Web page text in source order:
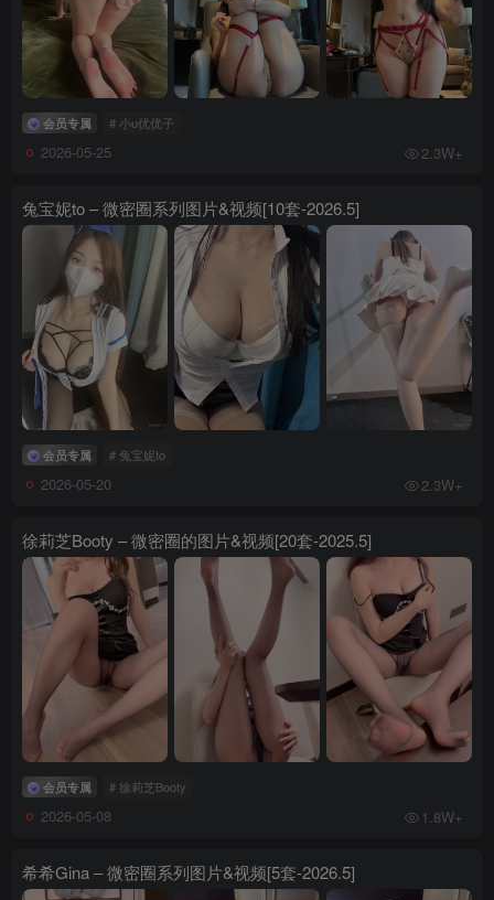
会员专属 # 小u优优子
2026-05-25 2.3W+
兔宝妮to – 微密圈系列图片&视频[10套-2026.5]
会员专属 # 兔宝妮to
2026-05-20 2.3W+
徐莉芝Booty – 微密圈的图片&视频[20套-2025.5]
会员专属 # 徐莉芝Booty
2026-05-08 1.8W+
希希Gina – 微密圈系列图片&视频[5套-2026.5]